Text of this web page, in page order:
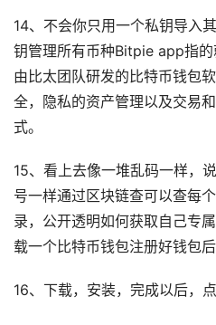
14、不会你只用一个私钥导入
钥管理所有币种Bitpie app指
由比太团队研发的比特币钱包
全，隐私的资产管理以及交易
式。
15、看上去像一堆乱码一样，
号一样通过区块链查可以查每
录，公开透明如何获取自己专
载一个比特币钱包注册好钱包
16、下载，安装，完成以后，